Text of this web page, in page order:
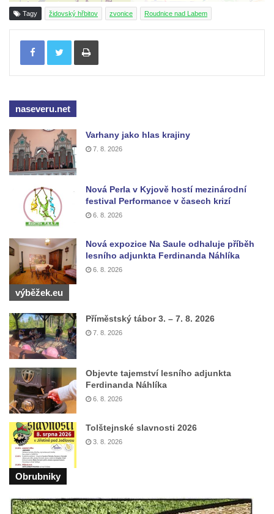
Zvonice u kostela Nanebevzetí Panny
Marie v Krupce
Zvonice u kostela svaté Kateřiny
Alexandrijské severně od Libotenic
Lounkách
Husova zvonice na Tyršově náměstí v
Lenešicích
Zvonice u kostela Narození svatého Jana
Křtitele na hřbitově v Zeměchách
Zvonice u mostu přes Lužničku v Dolním
Podluží
Zvonička u polní cesty pod Pastevním
vrchem u Růžové
Velká zvonice v Rakovníku
Zvonice kostela svaté Kateřiny
Alexandrijské ve Velvarech
Zvonice v Tupadlech
Zvonice v Chrastné
Zvonice u kostela svatých Petra a Pavla v
Růžové
Zvonice u sochy svatého Jana
Nepomuckého na rozcestí u domu čp. 249 v
Rozhledu (Jiřetín pod Jedlovou)
Zvonice kostela svatého Vojtěcha v ulici
Křížová v Litoměřicích
Zvonice u kostela Matky Boží v Lounech
Tagy židovský hřbitov zvonice Roudnice nad Labem
Tisknout
naseveru.net
Varhany jako hlas krajiny
7. 8. 2026
Nová Perla v Kyjově hostí mezinárodní
festival Performance v časech krizí
6. 8. 2026
Nová expozice Na Saule odhaluje příběh
lesního adjunkta Ferdinanda Náhlíka
6. 8. 2026
výběžek.eu
Příměstský tábor 3. – 7. 8. 2026
7. 8. 2026
Objevte tajemství lesního adjunkta
Ferdinanda Náhlíka
6. 8. 2026
Tolštejnské slavnosti 2026
3. 8. 2026
Obrubniky